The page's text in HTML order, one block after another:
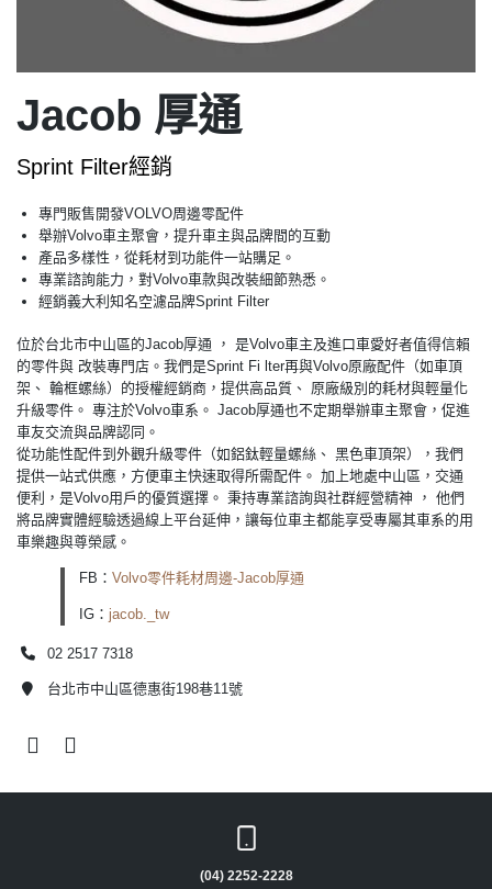
Jacob 厚通
Sprint Filter經銷
專門販售開發VOLVO周邊零配件
舉辦Volvo車主聚會，提升車主與品牌間的互動
產品多樣性，從耗材到功能件一站購足。
專業諮詢能力，對Volvo車款與改裝細節熟悉。
經銷義大利知名空濾品牌Sprint Filter
位於台北市中山區的Jacob厚通 ， 是Volvo車主及進口車愛好者值得信賴
的零件與 改裝專門店。我們是Sprint Fi lter再與Volvo原廠配件（如車頂
架、 輪框螺絲）的授權經銷商，提供高品質、 原廠級別的耗材與輕量化
升級零件。 專注於Volvo車系。 Jacob厚通也不定期舉辦車主聚會，促進
車友交流與品牌認同。
從功能性配件到外觀升級零件（如鋁鈦輕量螺絲、 黑色車頂架），我們
提供一站式供應，方便車主快速取得所需配件。 加上地處中山區，交通
便利，是Volvo用戶的優質選擇。 秉持專業諮詢與社群經營精神 ， 他們
將品牌實體經驗透過線上平台延伸，讓每位車主都能享受專屬其車系的用
車樂趣與尊榮感。
FB： Volvo零件耗材周邊-Jacob厚通
IG： jacob._tw
02 2517 7318
台北市中山區德惠街198巷11號
(04) 2252-2228